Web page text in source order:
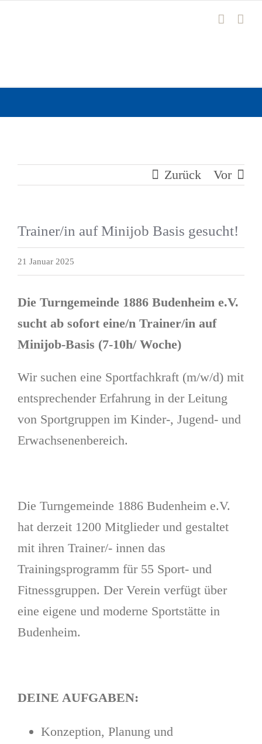
Zurück Vor
Trainer/in auf Minijob Basis gesucht!
21 Januar 2025
Die Turngemeinde 1886 Budenheim e.V.
sucht ab sofort eine/n Trainer/in auf
Minijob-Basis (7-10h/ Woche)
Wir suchen eine Sportfachkraft (m/w/d) mit
entsprechender Erfahrung in der Leitung
von Sportgruppen im Kinder-, Jugend- und
Erwachsenenbereich.
Die Turngemeinde 1886 Budenheim e.V.
hat derzeit 1200 Mitglieder und gestaltet
mit ihren Trainer/- innen das
Trainingsprogramm für 55 Sport- und
Fitnessgruppen. Der Verein verfügt über
eine eigene und moderne Sportstätte in
Budenheim.
DEINE AUFGABEN:
Konzeption, Planung und